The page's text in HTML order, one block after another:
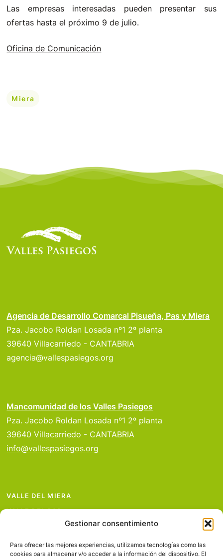
Gestionar consentimiento
Para ofrecer las mejores experiencias, utilizamos tecnologías como las
cookies para almacenar y/o acceder a la información del dispositivo. El
Las empresas interesadas pueden presentar sus
ofertas hasta el próximo 9 de julio.
Oficina de Comunicación
Miera
Agencia de Desarrollo Comarcal Pisueña, Pas y Miera
Pza. Jacobo Roldan Losada nº1 2º planta
39640 Villacarriedo - CANTABRIA
agencia@vallespasiegos.org
Mancomunidad de los Valles Pasiegos
Pza. Jacobo Roldan Losada nº1 2º planta
39640 Villacarriedo - CANTABRIA
info@vallespasiegos.org
VALLE DEL MIERA
VALLE DEL PAS
VALLE DEL PISUEÑA
PROYECTOS